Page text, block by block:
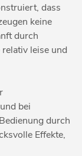
dass
keine
durch
leise und
bei
durch
Effekte,